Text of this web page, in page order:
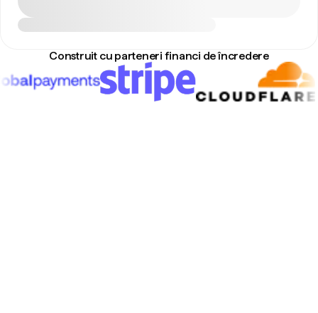
Construit cu parteneri financi de încredere